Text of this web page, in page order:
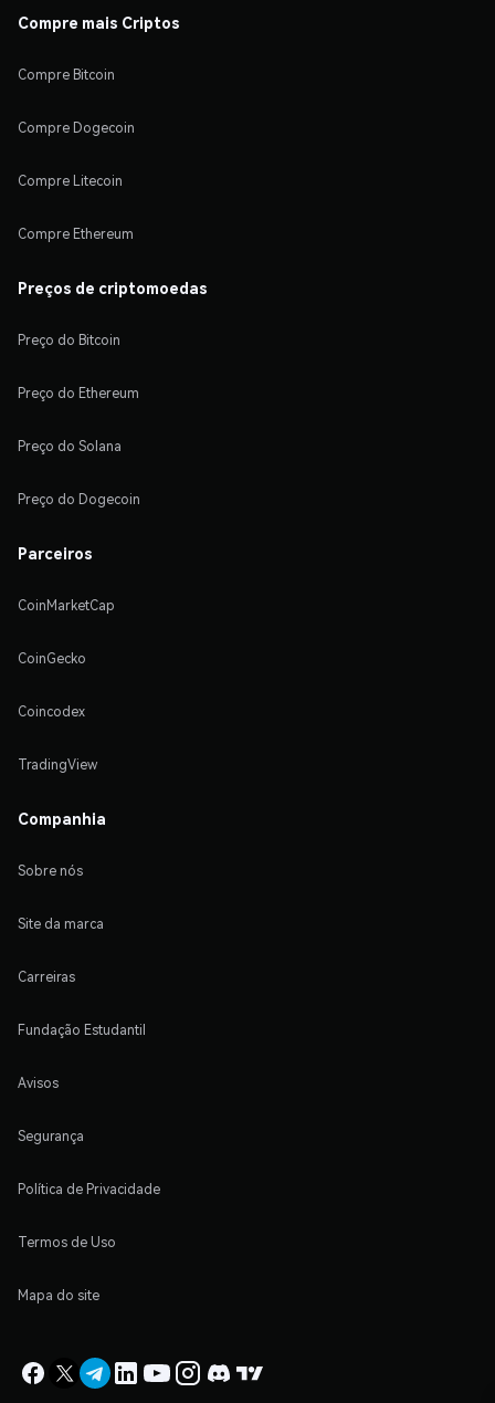
Compre mais Criptos
Compre Bitcoin
Compre Dogecoin
Compre Litecoin
Compre Ethereum
Preços de criptomoedas
Preço do Bitcoin
Preço do Ethereum
Preço do Solana
Preço do Dogecoin
Parceiros
CoinMarketCap
CoinGecko
Coincodex
TradingView
Companhia
Sobre nós
Site da marca
Carreiras
Fundação Estudantil
Avisos
Segurança
Política de Privacidade
Termos de Uso
Mapa do site